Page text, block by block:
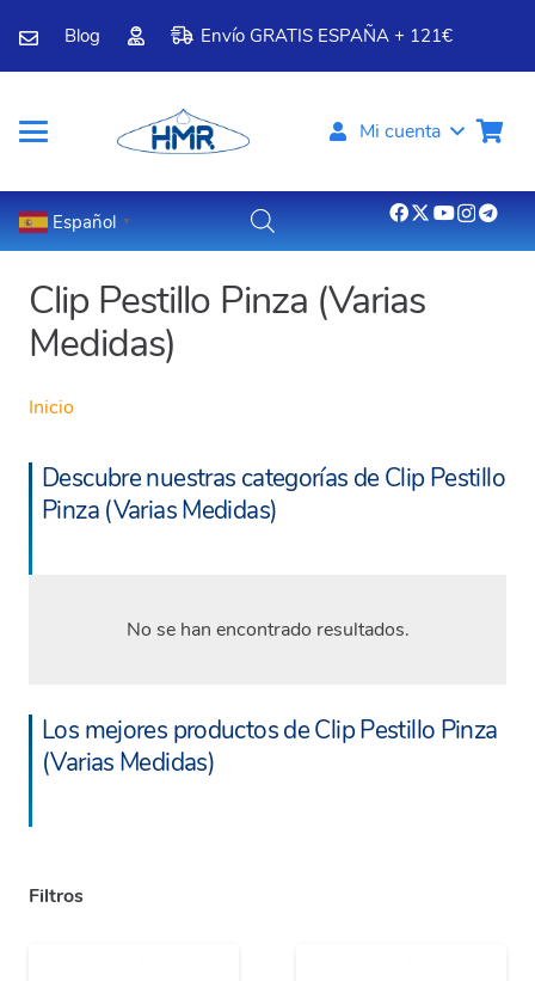
Blog Envío GRATIS ESPAÑA + 121€
Mi cuenta
Español ▼
Clip Pestillo Pinza (Varias
Medidas)
Inicio
Descubre nuestras categorías de Clip Pestillo
Pinza (Varias Medidas)
No se han encontrado resultados.
Los mejores productos de Clip Pestillo Pinza
(Varias Medidas)
Filtros